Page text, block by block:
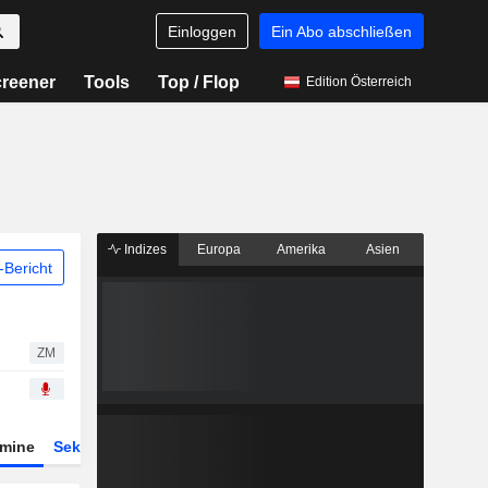
Einloggen Ein Abo abschließen
Tools Top / Flop Edition Österreich
Bericht
ZM
Sektor
Indizes Europa Amerika Asien